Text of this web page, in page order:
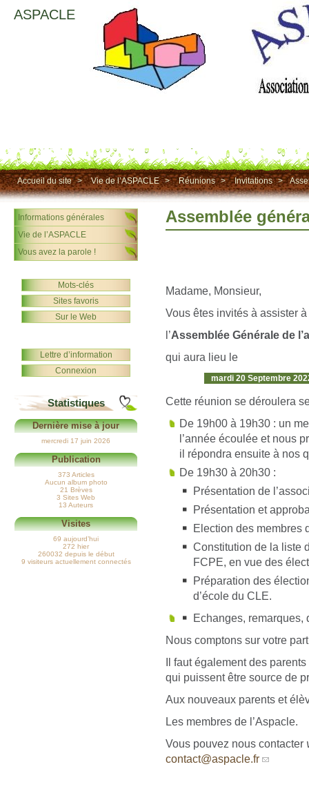
ASPACLE
Accueil du site > Vie de l’ASPACLE > Réunions > Invitations >
Assemblée
Madame, Monsieur,
Vous êtes invités à assister à
l’Assemblée Générale de
qui aura lieu le
mardi 20 Septembre
Cette réunion se déroulera
De 19h00 à 19h30 : un
l’année écoulée et nous
il répondra ensuite à nos
De 19h30 à 20h30 :
Présentation de
Présentation et
Election des membres
Constitution de la liste
FCPE, en vue des
Préparation des
d’école du CLE.
Echanges, remarques,
Nous comptons sur votre
Il faut également des
qui puissent être source de
Aux nouveaux parents et
Les membres de l’Aspacle.
Vous pouvez nous contacter
contact@aspacle.fr
Informations générales
Vie de l’ASPACLE
Vous avez la parole !
Mots-clés
Sites favoris
Sur le Web
Lettre d’information
Connexion
Statistiques
Dernière mise à jour
mercredi 17 juin 2026
Publication
373 Articles
Aucun album photo
21 Brèves
3 Sites Web
13 Auteurs
Visites
69 aujourd’hui
272 hier
260032 depuis le début
9 visiteurs actuellement connectés